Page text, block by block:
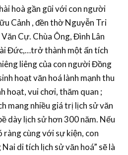
hoà gần gũi với con người
Cảnh , đền thờ Nguyễn Tri
Cự. Chùa Ông, Đình Lân
Đức,…trở thành một ấn tích
liêng của con người Đồng
hoạt văn hoá lành mạnh thu
hoạt, vui chơi, thăm quan ;
mang nhiều giá trị lịch sử văn
dày lịch sử hơn 300 năm. Nếu
ràng cùng với sự kiện, con
di tích lịch sử văn hoá” sẽ là